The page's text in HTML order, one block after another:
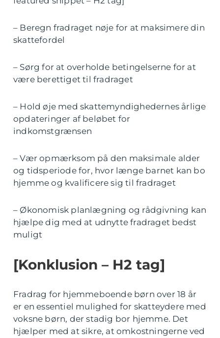
– Beregn fradraget nøje for at maksimere din
skattefordel
– Sørg for at overholde betingelserne for at
være berettiget til fradraget
– Hold øje med skattemyndighedernes årlige
opdateringer af beløbet for
indkomstgrænsen
– Vær opmærksom på den maksimale alder
og tidsperiode for, hvor længe barnet kan bo
hjemme og kvalificere sig til fradraget
– Økonomisk planlægning og rådgivning kan
hjælpe dig med at udnytte fradraget bedst
muligt
[Konklusion – H2 tag]
Fradrag for hjemmeboende børn over 18 år
er en essentiel mulighed for skatteydere med
voksne børn, der stadig bor hjemme. Det
hjælper med at sikre, at omkostningerne ved